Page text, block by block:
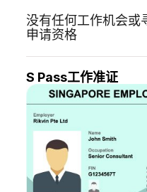
没有任何工作机会或
申请资格
S Pass工作准证